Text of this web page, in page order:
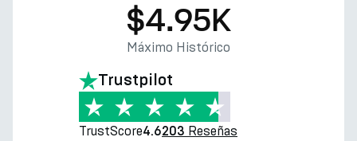
$4.95K
Máximo Histórico
Trustpilot
TrustScore4.6203 Reseñas